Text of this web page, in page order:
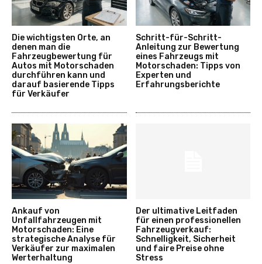
Die wichtigsten Orte, an
denen man die
Fahrzeugbewertung für
Autos mit Motorschaden
durchführen kann und
darauf basierende Tipps
für Verkäufer
Schritt-für-Schritt-
Anleitung zur Bewertung
eines Fahrzeugs mit
Motorschaden: Tipps von
Experten und
Erfahrungsberichte
Ankauf von
Unfallfahrzeugen mit
Motorschaden: Eine
strategische Analyse für
Verkäufer zur maximalen
Werterhaltung
Der ultimative Leitfaden
für einen professionellen
Fahrzeugverkauf:
Schnelligkeit, Sicherheit
und faire Preise ohne
Stress